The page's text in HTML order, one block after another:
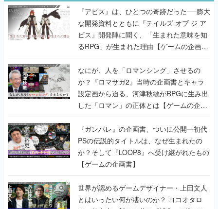
『アビス』は、ひとつの奇跡だった──膨大
な開発資料とともに『テイルズ オブ ジ ア
ビス』開発陣に聞く、「生まれた意味を知
るRPG」が生まれた理由【ゲームの企画
書】
なにが、人を「ロマンシング」させるの
か？『ロマサガ2』当時の企画書とキャラ
設定画から迫る、河津秋敏がRPGに生み出
した「ロマン」の正体とは【ゲームの企画
書】
『ガンパレ』の企画書、ついに公開━初代
PSの伝説的タイトルは、なぜ生まれたの
か？そして『LOOP8』へ受け継がれたもの
【ゲームの企画書】
世界が認めるゲームデザイナー・上田文人
とはいったい何が凄いのか？ ヨコオタロ